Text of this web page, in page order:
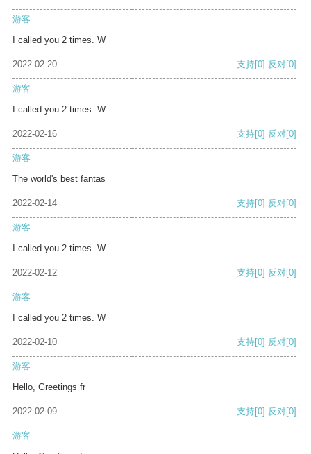
游客
I called you 2 times. W
2022-02-20 支持[0] 反对[0]
游客
I called you 2 times. W
2022-02-16 支持[0] 反对[0]
游客
The world's best fantas
2022-02-14 支持[0] 反对[0]
游客
I called you 2 times. W
2022-02-12 支持[0] 反对[0]
游客
I called you 2 times. W
2022-02-10 支持[0] 反对[0]
游客
Hello, Greetings fr
2022-02-09 支持[0] 反对[0]
游客